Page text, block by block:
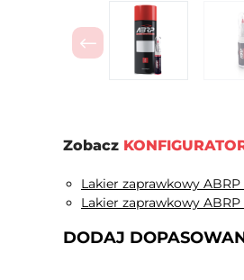
Poprzedni
Zobacz
Lakier zaprawkowy
Lakier zaprawkowy
DODAJ